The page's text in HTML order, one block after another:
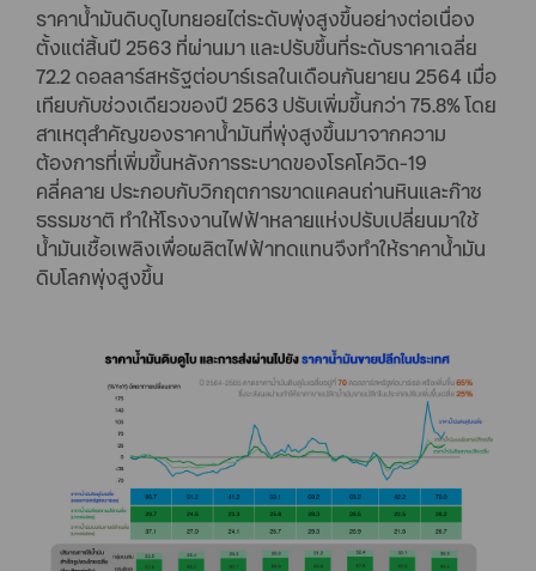
ราคาน้ำมันดิบดูไบทยอยไต่ระดับพุ่งสูงขึ้นอย่างต่อเนื่อง
ตั้งแต่สิ้นปี 2563 ที่ผ่านมา และปรับขึ้นที่ระดับราคาเฉลี่ย
72.2 ดอลลาร์สหรัฐต่อบาร์เรลในเดือนกันยายน 2564 เมื่อ
เทียบกับช่วงเดียวของปี 2563 ปรับเพิ่มขึ้นกว่า 75.8% โดย
สาเหตุสำคัญของราคาน้ำมันที่พุ่งสูงขึ้นมาจากความ
ต้องการที่เพิ่มขึ้นหลังการระบาดของโรคโควิด-19
คลี่คลาย ประกอบกับวิกฤตการขาดแคลนถ่านหินและก๊าซ
ธรรมชาติ ทำให้โรงงานไฟฟ้าหลายแห่งปรับเปลี่ยนมาใช้
น้ำมันเชื้อเพลิงเพื่อผลิตไฟฟ้าทดแทนจึงทำให้ราคาน้ำมัน
ดิบโลกพุ่งสูงขึ้น